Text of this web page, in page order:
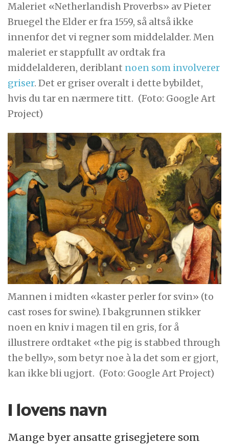
Maleriet «Netherlandish Proverbs» av Pieter
Bruegel the Elder er fra 1559, så altså ikke
innenfor det vi regner som middelalder. Men
maleriet er stappfullt av ordtak fra
middelalderen, deriblant noen som involverer
griser. Det er griser overalt i dette bybildet,
hvis du tar en nærmere titt. (Foto: Google Art
Project)
Mannen i midten «kaster perler for svin» (to
cast roses for swine). I bakgrunnen stikker
noen en kniv i magen til en gris, for å
illustrere ordtaket «the pig is stabbed through
the belly», som betyr noe à la det som er gjort,
kan ikke bli ugjort. (Foto: Google Art Project)
I lovens navn
Mange byer ansatte grisegjetere som